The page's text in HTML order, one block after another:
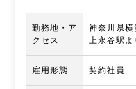
勤務地・ア
クセス
神奈川県
上永谷駅よ
雇用形態 契約社員